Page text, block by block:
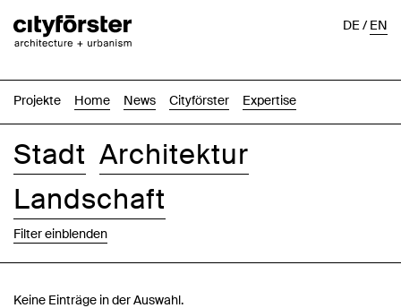
Projekte Home News Cityförster Expertise
DE/EN
Stadt Architektur
Landschaft
Filter einblenden
Keine Einträge in der Auswahl.